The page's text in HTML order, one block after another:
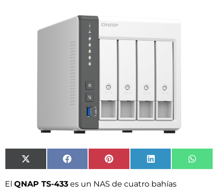
X
(Twitter)
Facebook Pinterest LinkedIn
El QNAP TS-433 es un NAS de cuatro bahías